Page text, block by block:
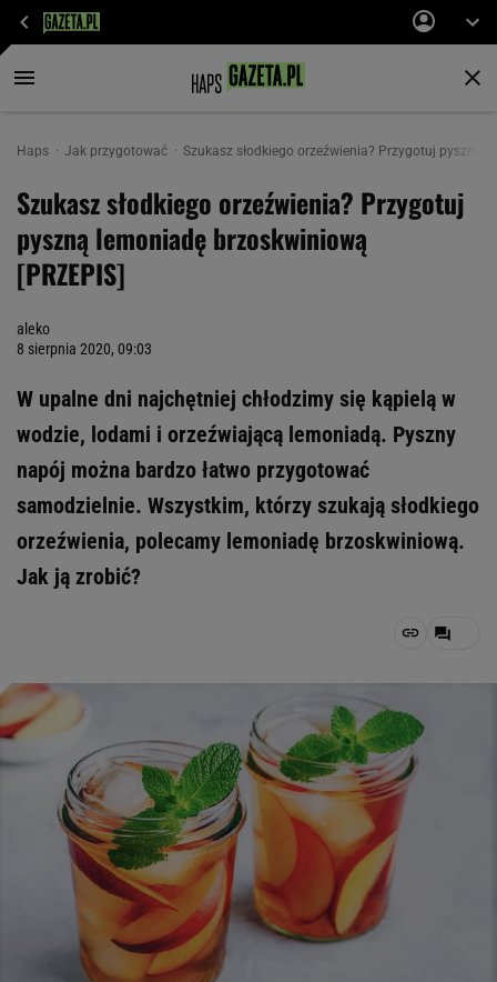
Haps Jak przygotować Szukasz słodkiego orzeźwienia? Przygotuj pyszną
Szukasz słodkiego orzeźwienia? Przygotuj
pyszną lemoniadę brzoskwiniową
[PRZEPIS]
aleko
8 sierpnia 2020, 09:03
W upalne dni najchętniej chłodzimy się kąpielą w
wodzie, lodami i orzeźwiającą lemoniadą. Pyszny
napój można bardzo łatwo przygotować
samodzielnie. Wszystkim, którzy szukają słodkiego
orzeźwienia, polecamy lemoniadę brzoskwiniową.
Jak ją zrobić?